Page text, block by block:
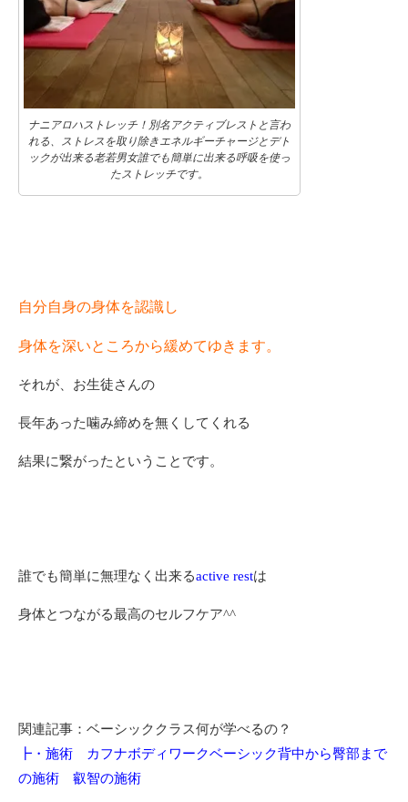
ナニアロハストレッチ！別名アクティブレストと言わ
れる、ストレスを取り除きエネルギーチャージとデト
ックが出来る老若男女誰でも簡単に出来る呼吸を使っ
たストレッチです。
自分自身の身体を認識し
身体を深いところから緩めてゆきます。
それが、お生徒さんの
長年あった噛み締めを無くしてくれる
結果に繋がったということです。
誰でも簡単に無理なく出来るactive restは
身体とつながる最高のセルフケア^^
関連記事：ベーシッククラス何が学べるの？
┣・施術 カフナボディワークベーシック背中から臀部まで
の施術 叡智の施術